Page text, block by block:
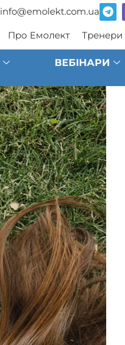
info@emolekt.com.ua
Про Емолект Тренери
ВЕБІНАРИ